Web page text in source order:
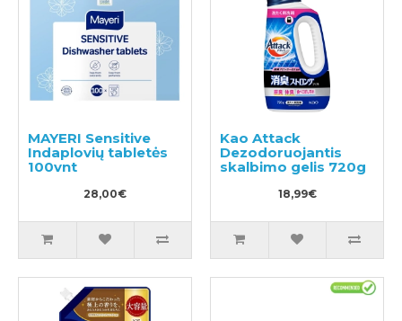
MAYERI Sensitive
Indaplovių tabletės
100vnt
28,00€
Kao Attack
Dezodoruojantis
skalbimo gelis 720g
18,99€